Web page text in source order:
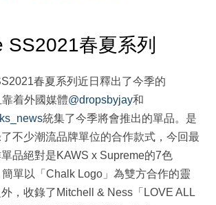
SS2021春夏系列
春夏系列近日釋出了今季的
着外國媒體@dropsbyjay和
統集了今季將會推出的單品。是
不少潮流品牌單位的合作款式，今回最
品絕對是KAWS x Supreme的7色
單以「Chalk Logo」為雙方合作的靈
，收錄了Mitchell & Ness「LOVE ALL